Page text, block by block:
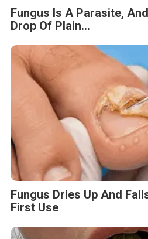
Fungus Is A Parasite,
Drop Of Plain...
Fungus Dries Up And
First Use